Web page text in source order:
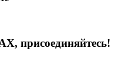
присоединяйтесь!